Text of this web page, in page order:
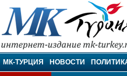
МК-Турция
МК-ТУРЦИЯ НОВОСТИ